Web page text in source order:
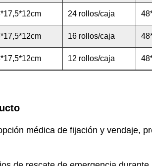
24 rollos/caja
16 rollos/caja
12 rollos/caja
médica de fijación y vendaje,